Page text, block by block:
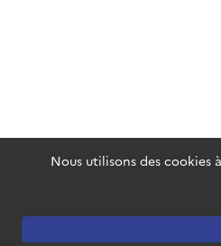
Nous utilisons des cookies